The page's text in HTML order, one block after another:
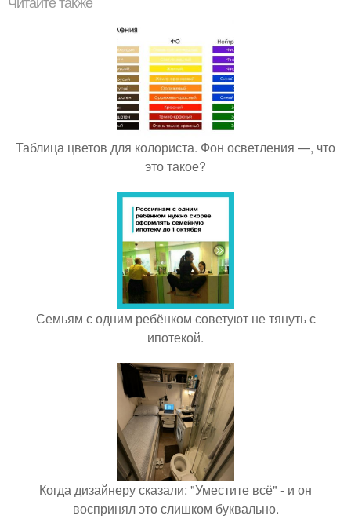
Читайте также
Таблица цветов для колориста. Фон осветления —, что
это такое?
Семьям с одним ребёнком советуют не тянуть с
ипотекой.
Когда дизайнеру сказали: "Уместите всё" - и он
воспринял это слишком буквально.